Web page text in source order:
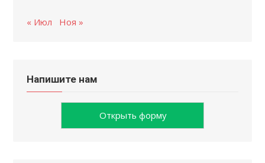
« Июл Ноя »
Напишите нам
Открыть форму